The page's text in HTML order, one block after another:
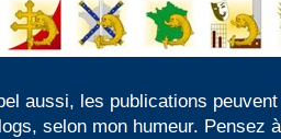
aussi, les publications
selon mon humeur. Pensez